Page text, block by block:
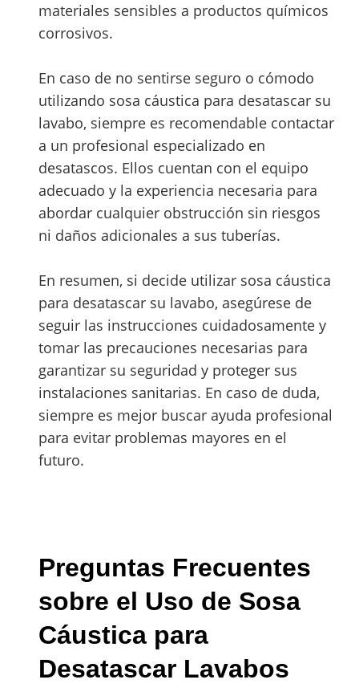
materiales sensibles a productos químicos
corrosivos.
En caso de no sentirse seguro o cómodo
utilizando sosa cáustica para desatascar su
lavabo, siempre es recomendable contactar
a un profesional especializado en
desatascos. Ellos cuentan con el equipo
adecuado y la experiencia necesaria para
abordar cualquier obstrucción sin riesgos
ni daños adicionales a sus tuberías.
En resumen, si decide utilizar sosa cáustica
para desatascar su lavabo, asegúrese de
seguir las instrucciones cuidadosamente y
tomar las precauciones necesarias para
garantizar su seguridad y proteger sus
instalaciones sanitarias. En caso de duda,
siempre es mejor buscar ayuda profesional
para evitar problemas mayores en el
futuro.
Preguntas Frecuentes
sobre el Uso de Sosa
Cáustica para
Desatascar Lavabos